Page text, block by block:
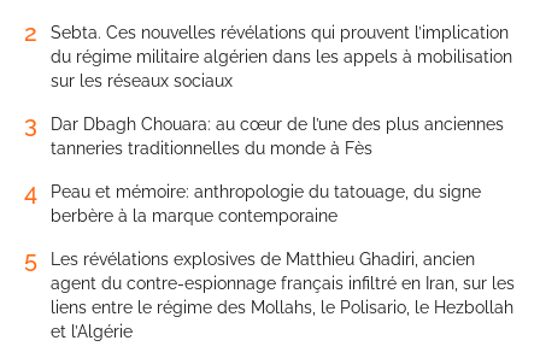
2
Sebta. Ces nouvelles révélations qui prouvent l’implication
du régime militaire algérien dans les appels à mobilisation
sur les réseaux sociaux
3
Dar Dbagh Chouara: au cœur de l’une des plus anciennes
tanneries traditionnelles du monde à Fès
4
Peau et mémoire: anthropologie du tatouage, du signe
berbère à la marque contemporaine
5
Les révélations explosives de Matthieu Ghadiri, ancien
agent du contre-espionnage français infiltré en Iran, sur les
liens entre le régime des Mollahs, le Polisario, le Hezbollah
et l’Algérie